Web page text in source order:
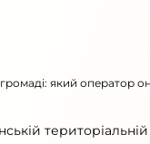
який оператор